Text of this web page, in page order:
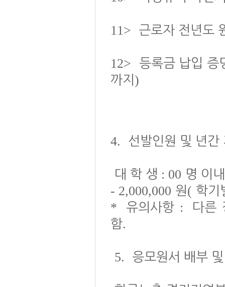
11> 근로자 전년도
12>
등록금 납입 증
까지 )
4. 선발인원 및 년간
대 학 생 : 00 명 이내
- 2,000,000 원 ( 학기
* 유의사항 :
다른
함.
5. 응모원서 배부